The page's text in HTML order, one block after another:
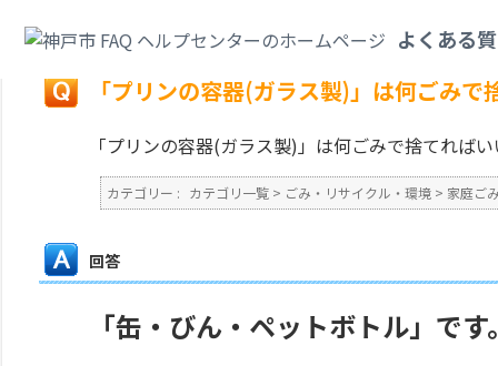
よくある
戻る
「プリンの容器(ガラス製)」は何ごみで
「プリンの容器(ガラス製)」は何ごみで捨てれば
カテゴリー : カテゴリ一覧 > ごみ・リサイクル・環境 > 家庭ご
回答
「缶・びん・ペットボトル」です